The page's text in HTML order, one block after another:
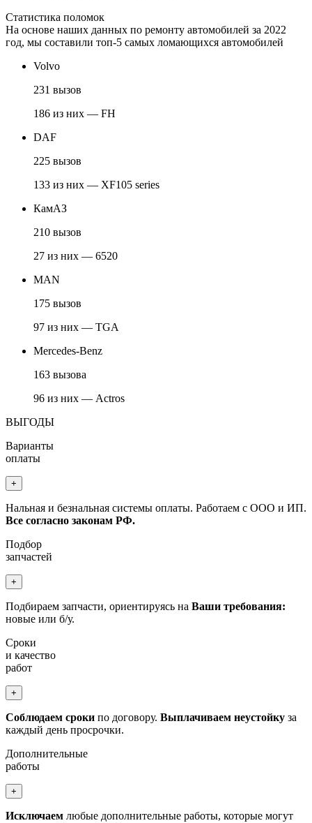
Статистика поломок
На основе наших данных по ремонту автомобилей за 2022
год, мы составили топ-5 самых ломающихся автомобилей
Volvo
231 вызов
186 из них — FH
DAF
225 вызов
133 из них — XF105 series
КамАЗ
210 вызов
27 из них — 6520
MAN
175 вызов
97 из них — TGA
Mercedes-Benz
163 вызова
96 из них — Actros
ВЫГОДЫ
Варианты
оплаты
+
Нальная и безнальная системы оплаты. Работаем с ООО и ИП.
Все согласно законам РФ.
Подбор
запчастей
+
Подбираем запчасти, ориентируясь на Ваши требования:
новые или б/у.
Сроки
и качество
работ
+
Соблюдаем сроки по договору. Выплачиваем неустойку за
каждый день просрочки.
Дополнительные
работы
+
Исключаем любые дополнительные работы, которые могут